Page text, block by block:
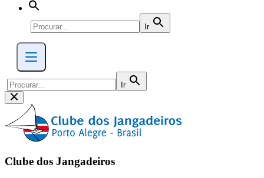
Ir
Ir
Clube dos Jangadeiros